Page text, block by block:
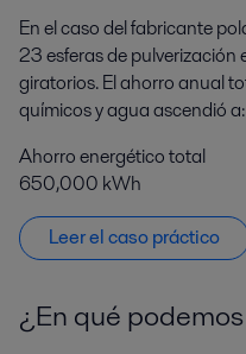
En el caso del fabricante
23 esferas de pulverización
giratorios. El ahorro anual
químicos y agua ascendió a:
Ahorro energético total
650,000 kWh
Leer el caso práctico
¿En qué